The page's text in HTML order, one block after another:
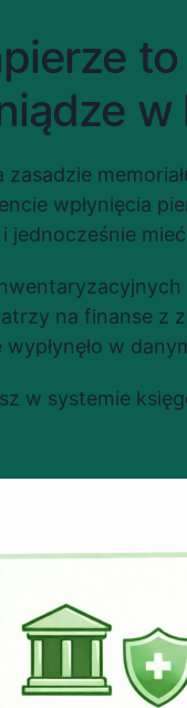
w
zasadzie
wpłynięcia
jednocześnie
na finanse z
w
w systemie